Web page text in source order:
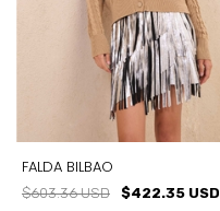
FALDA BILBAO
$603.36 USD $422.35 USD